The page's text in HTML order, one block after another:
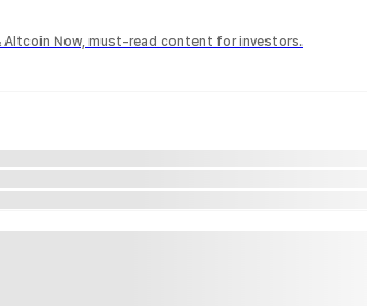
Altcoin Now, must-read content for investors.